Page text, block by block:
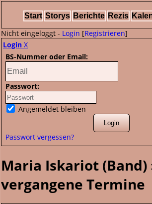
Start Storys Berichte Rezis
Nicht eingeloggt - Login [Registrieren]
Login X
BS-Nummer oder Email:
Passwort:
Angemeldet bleiben
Passwort vergessen?
Maria Iskariot (Band)
vergangene Termine